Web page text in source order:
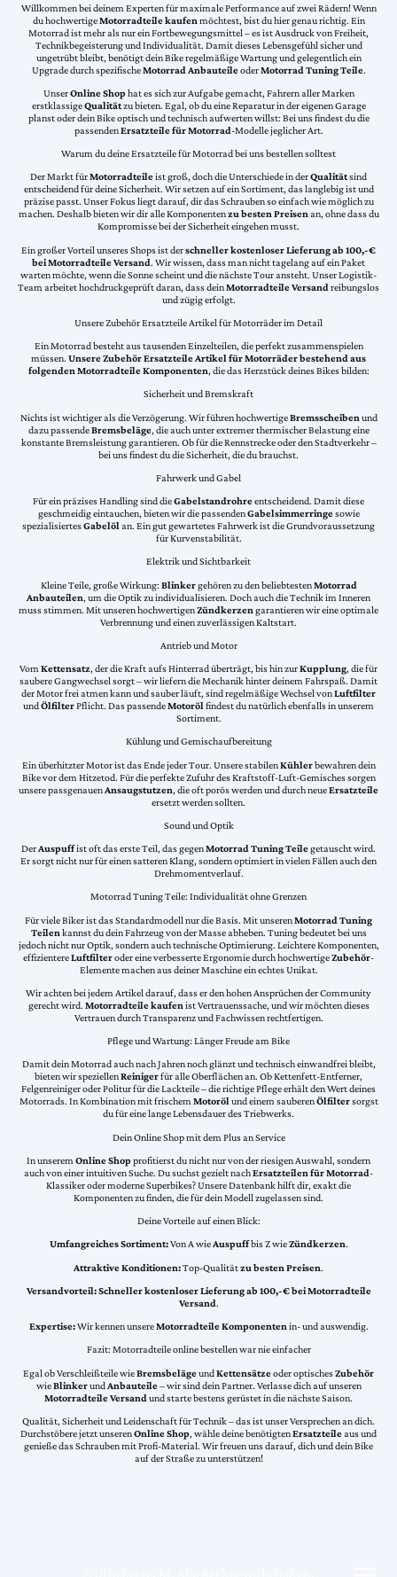
Willkommen bei deinem Experten für maximale Performance auf zwei Rädern! Wenn
du hochwertigeMotorradteile kaufen möchtest, bist du hier genau richtig. Ein
Motorrad ist mehr als nur ein Fortbewegungsmittel – es ist Ausdruck von Freiheit,
Technikbegeisterung und Individualität. Damit dieses Lebensgefühl sicher und
ungetrübt bleibt, benötigt dein Bike regelmäßige Wartung und gelegentlich ein
Upgrade durch spezifischeMotorrad AnbauteileoderMotorrad Tuning Teile.
UnserOnline Shophat es sich zur Aufgabe gemacht, Fahrern aller Marken
erstklassigeQualitätzu bieten. Egal, ob du eine Reparatur in der eigenen Garage
planst oder dein Bike optisch und technisch aufwerten willst: Bei uns findest du die
passendenErsatzteile für Motorrad-Modelle jeglicher Art.
Warum du deine Ersatzteile für Motorrad bei uns bestellen solltest
Der Markt fürMotorradteileist groß, doch die Unterschiede in derQualitätsind
entscheidend für deine Sicherheit. Wir setzen auf ein Sortiment, das langlebig ist und
präzise passt. Unser Fokus liegt darauf, dir das Schrauben so einfach wie möglich zu
machen. Deshalb bieten wir dir alle Komponentenzu besten Preisenan, ohne dass du
Kompromisse bei der Sicherheit eingehen musst.
Ein großer Vorteil unseres Shops ist derschneller kostenloser Lieferung ab 100,-€
bei Motorradteile Versand. Wir wissen, dass man nicht tagelang auf ein Paket
warten möchte, wenn die Sonne scheint und die nächste Tour ansteht. Unser Logistik-
Team arbeitet hochdruckgeprüft daran, dass deinMotorradteile Versand reibungslos
und zügig erfolgt.
Unsere Zubehör Ersatzteile Artikel für Motorräder im Detail
Ein Motorrad besteht aus tausenden Einzelteilen, die perfekt zusammenspielen
müssen. Unsere Zubehör Ersatzteile Artikel für Motorräder bestehend aus
folgenden Motorradteile Komponenten, die das Herzstück deines Bikes bilden:
Sicherheit und Bremskraft
Nichts ist wichtiger als die Verzögerung. Wir führen hochwertigeBremsscheiben und
dazu passendeBremsbeläge, die auch unter extremer thermischer Belastung eine
konstante Bremsleistung garantieren. Ob für die Rennstrecke oder den Stadtverkehr –
bei uns findest du die Sicherheit, die du brauchst.
Fahrwerk und Gabel
Für ein präzises Handling sind dieGabelstandrohreentscheidend. Damit diese
geschmeidig eintauchen, bieten wir die passendenGabelsimmerringesowie
spezialisiertesGabelölan. Ein gut gewartetes Fahrwerk ist die Grundvoraussetzung
für Kurvenstabilität.
Elektrik und Sichtbarkeit
Kleine Teile, große Wirkung: Blinkergehören zu den beliebtestenMotorrad
Anbauteilen, um die Optik zu individualisieren. Doch auch die Technik im Inneren
muss stimmen. Mit unseren hochwertigenZündkerzen garantieren wir eine optimale
Verbrennung und einen zuverlässigen Kaltstart.
Antrieb und Motor
VomKettensatz, der die Kraft aufs Hinterrad überträgt, bis hin zurKupplung, die für
saubere Gangwechsel sorgt – wir liefern die Mechanik hinter deinem Fahrspaß. Damit
der Motor frei atmen kann und sauber läuft, sind regelmäßige Wechsel vonLuftfilter
undÖlfilterPflicht. Das passendeMotorölfindest du natürlich ebenfalls in unserem
Sortiment.
Kühlung und Gemischaufbereitung
Ein überhitzter Motor ist das Ende jeder Tour. Unsere stabilenKühlerbewahren dein
Bike vor dem Hitzetod. Für die perfekte Zufuhr des Kraftstoff-Luft-Gemisches sorgen
unsere passgenauenAnsaugstutzen, die oft porös werden und durch neueErsatzteile
ersetzt werden sollten.
Sound und Optik
DerAuspuffist oft das erste Teil, das gegenMotorrad Tuning Teilegetauscht wird.
Er sorgt nicht nur für einen satteren Klang, sondern optimiert in vielen Fällen auch den
Drehmomentverlauf.
Motorrad Tuning Teile: Individualität ohne Grenzen
Für viele Biker ist das Standardmodell nur die Basis. Mit unserenMotorrad Tuning
Teilen kannst du dein Fahrzeug von der Masse abheben. Tuning bedeutet bei uns
jedoch nicht nur Optik, sondern auch technische Optimierung. Leichtere Komponenten,
effizientereLuftfilteroder eine verbesserte Ergonomie durch hochwertigeZubehör-
Elemente machen aus deiner Maschine ein echtes Unikat.
Wir achten bei jedem Artikel darauf, dass er den hohen Ansprüchen der Community
gerecht wird. Motorradteile kaufen ist Vertrauenssache, und wir möchten dieses
Vertrauen durch Transparenz und Fachwissen rechtfertigen.
Pflege und Wartung: Länger Freude am Bike
Damit dein Motorrad auch nach Jahren noch glänzt und technisch einwandfrei bleibt,
bieten wir speziellenReinigerfür alle Oberflächen an. Ob Kettenfett-Entferner,
Felgenreiniger oder Politur für die Lackteile – die richtige Pflege erhält den Wert deines
Motorrads. In Kombination mit frischemMotorölund einem sauberenÖlfiltersorgst
du für eine lange Lebensdauer des Triebwerks.
Dein Online Shop mit dem Plus an Service
In unserem Online Shopprofitierst du nicht nur von der riesigen Auswahl, sondern
auch von einer intuitiven Suche. Du suchst gezielt nachErsatzteilen für Motorrad-
Klassiker oder moderne Superbikes? Unsere Datenbank hilft dir, exakt die
Komponenten zu finden, die für dein Modell zugelassen sind.
Deine Vorteile auf einen Blick:
Umfangreiches Sortiment:Von A wieAuspuffbis Z wieZündkerzen.
Attraktive Konditionen:Top-Qualitätzu besten Preisen.
Versandvorteil:Schneller kostenloser Lieferung ab 100,-€ bei Motorradteile
Versand.
Expertise:Wir kennen unsereMotorradteile Komponentenin- und auswendig.
Fazit: Motorradteile online bestellen war nie einfacher
Egal ob Verschleißteile wieBremsbelägeundKettensätzeoder optischesZubehör
wieBlinkerundAnbauteile– wir sind dein Partner. Verlasse dich auf unseren
Motorradteile Versand und starte bestens gerüstet in die nächste Saison.
Qualität, Sicherheit und Leidenschaft für Technik – das ist unser Versprechen an dich.
Durchstöbere jetzt unserenOnline Shop, wähle deine benötigtenErsatzteileaus und
genieße das Schrauben mit Profi-Material. Wir freuen uns darauf, dich und dein Bike
auf der Straße zu unterstützen!